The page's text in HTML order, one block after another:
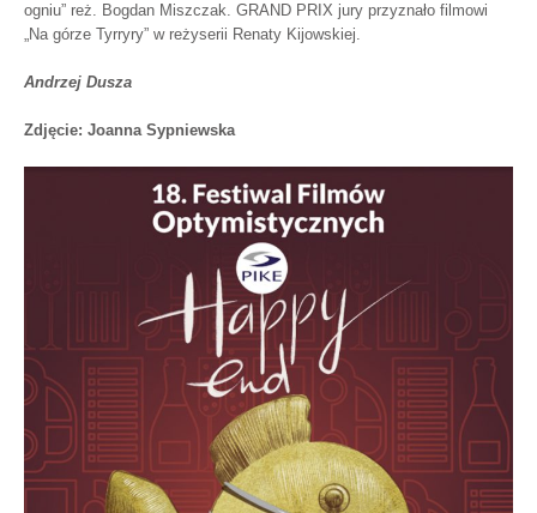
ogniu” reż. Bogdan Miszczak. GRAND PRIX jury przyznało filmowi
„Na górze Tyrryry” w reżyserii Renaty Kijowskiej.
Andrzej Dusza
Zdjęcie: Joanna Sypniewska